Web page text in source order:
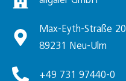
Max-Eyth-Straße 20
89231 Neu-Ulm
+49 731 97440-0